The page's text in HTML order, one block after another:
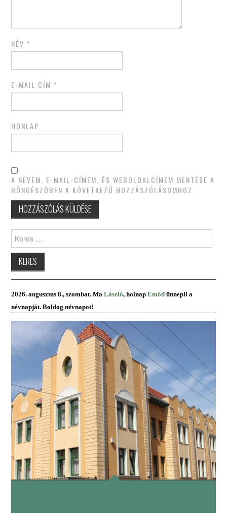
NÉV *
E-MAIL CÍM *
HONLAP
A NEVEM, E-MAIL-CÍMEM, ÉS WEBOLDALCÍMEM MENTÉSE A
BÖNGÉSZŐBEN A KÖVETKEZŐ HOZZÁSZÓLÁSOMHOZ.
2026. augusztus 8., szombat. MaLászló, holnap Emőd ünnepli a
névnapját. Boldog névnapot!